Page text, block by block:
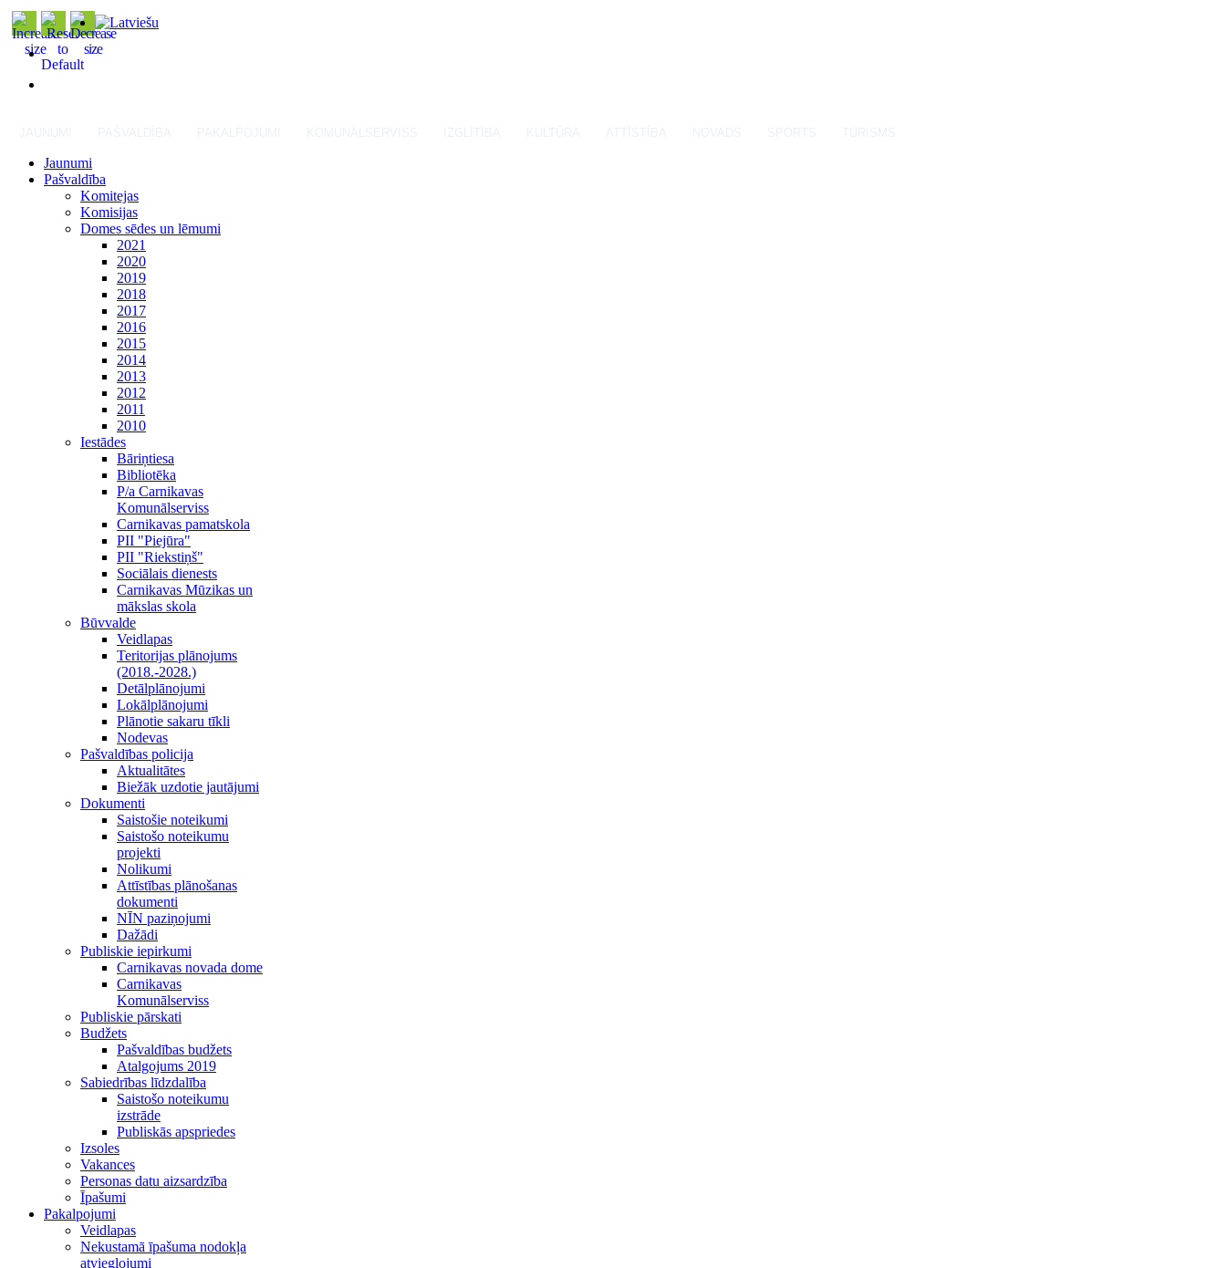
Jaunumi
Pašvaldība
Komitejas
Komisijas
Domes sēdes un lēmumi
2021
2020
2019
2018
2017
2016
2015
2014
2013
2012
2011
2010
Iestādes
Bāriņtiesa
Bibliotēka
P/a Carnikavas
Komunālserviss
Carnikavas pamatskola
PII "Piejūra"
PII "Riekstiņš"
Sociālais dienests
Carnikavas Mūzikas un
mākslas skola
Būvvalde
Veidlapas
Teritorijas plānojums
(2018.-2028.)
Detālplānojumi
Lokālplānojumi
Plānotie sakaru tīkli
Nodevas
Pašvaldības policija
Aktualitātes
Biežāk uzdotie jautājumi
Dokumenti
Saistošie noteikumi
Saistošo noteikumu
projekti
Nolikumi
Attīstības plānošanas
dokumenti
NĪN paziņojumi
Dažādi
Publiskie iepirkumi
Carnikavas novada dome
Carnikavas
Komunālserviss
Publiskie pārskati
Budžets
Pašvaldības budžets
Atalgojums 2019
Sabiedrības līdzdalība
Saistošo noteikumu
izstrāde
Publiskās apspriedes
Izsoles
Vakances
Personas datu aizsardzība
Īpašumi
Pakalpojumi
Veidlapas
Nekustamā īpašuma nodokļa
atvieglojumi